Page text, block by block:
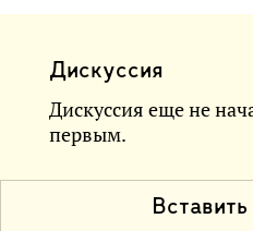
Дискуссия
Дискуссия еще не
первым.